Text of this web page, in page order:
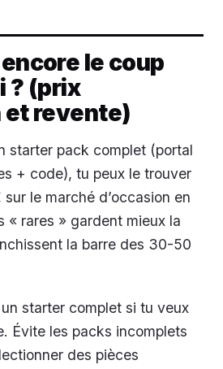
le coup
? (prix
et revente)
starter pack complet (portal
+ code), tu peux le trouver
le marché d’occasion en
« rares » gardent mieux la
la barre des 30-50
starter complet si tu veux
Évite les packs incomplets
des pièces